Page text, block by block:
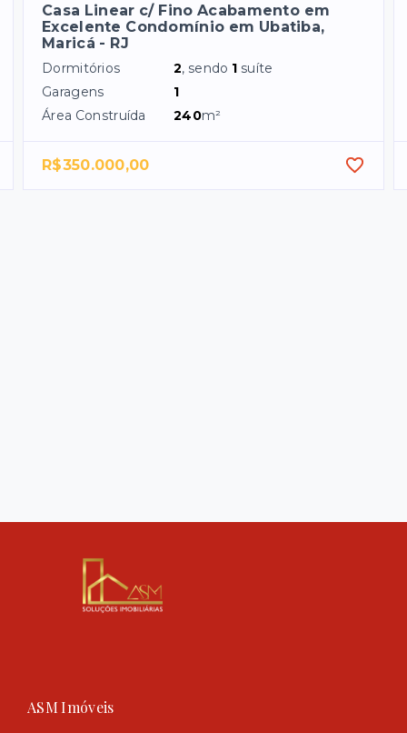
Casa Linear c/ Fino Acabamento em
Excelente Condomínio em Ubatiba,
Maricá - RJ
Dormitórios 2, sendo 1 suíte
Garagens
1
Área Construída
240m²
R$350.000,00
ASM Imóveis